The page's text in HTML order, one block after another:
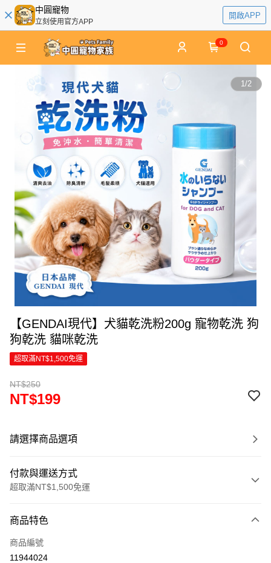
中圓寵物
立刻使用官方APP
開啟APP
0
1/2
【GENDAI現代】犬貓乾洗粉200g 寵物乾洗 狗
狗乾洗 貓咪乾洗
超取滿NT$1,500免運
NT$250
NT$199
請選擇商品選項
付款與運送方式
超取滿NT$1,500免運
信用卡一次付款
超商取貨付款
商品特色
商品編號
11944024